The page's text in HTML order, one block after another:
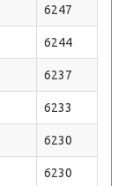
6247
6244
6237
6233
6230
6230